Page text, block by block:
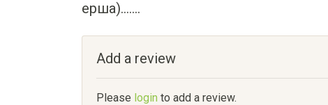
ерша).......
Add a review
Please login to add a review.